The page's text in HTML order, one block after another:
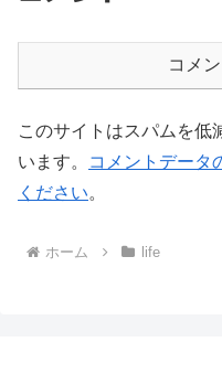
コメ
このサイトはスパムを低
います。
コメントデータ
ください。
ホーム life